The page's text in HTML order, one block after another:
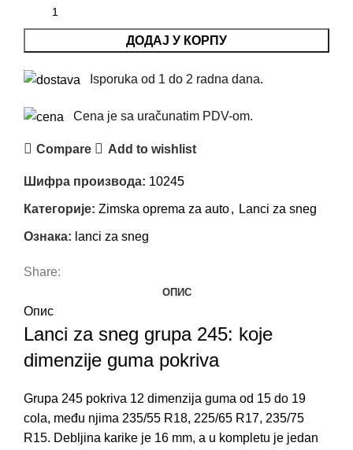
ДОДАЈ У КОРПУ
Isporuka od 1 do 2 radna dana.
Cena je sa uračunatim PDV-om.
Compare Add to wishlist
Шифра производа: 10245
Категорије: Zimska oprema za auto, Lanci za sneg
Ознака: lanci za sneg
Share:
ОПИС
Опис
Lanci za sneg grupa 245: koje
dimenzije guma pokriva
Grupa 245 pokriva 12 dimenzija guma od 15 do 19
cola, među njima 235/55 R18, 225/65 R17, 235/75
R15. Debljina karike je 16 mm, a u kompletu je jedan